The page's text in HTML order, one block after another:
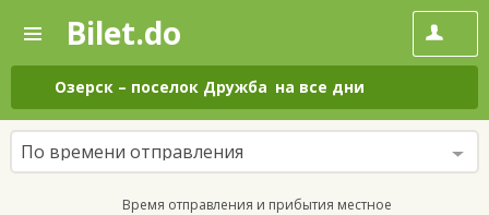
—
Поиск
и
покупка
билетов
на
автобус
онлайн
Bilet.do
Озерск – поселок Дружба на все дни
По времени отправления
Время отправления и прибытия местное